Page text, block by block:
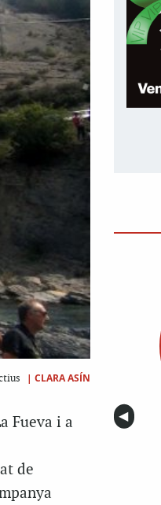
| CLARA ASÍN
Fueva i a
de
Anterior
◀︎